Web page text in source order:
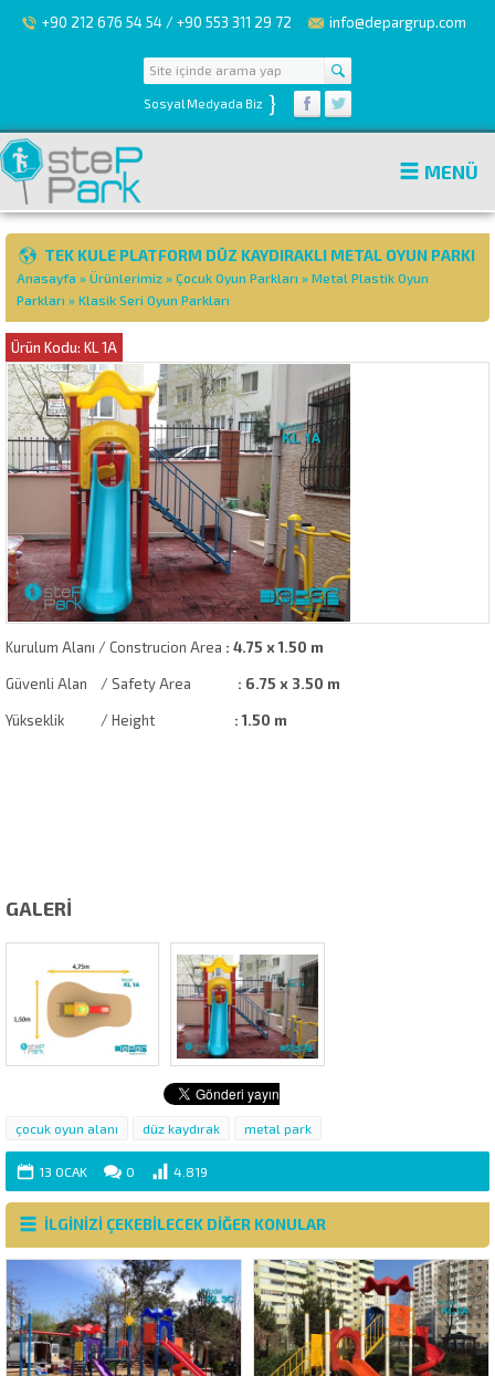
+90 212 676 54 54 / +90 553 311 29 72 info@depargrup.com
Sosyal Medyada Biz }
MENÜ
TEK KULE PLATFORM DÜZ KAYDIRAKLI METAL OYUN PARKI
Anasayfa » Ürünlerimiz » Çocuk Oyun Parkları » Metal Plastik Oyun
Parkları » Klasik Seri Oyun Parkları
Ürün Kodu: KL 1A
Kurulum Alanı / Construcion Area : 4.75 x 1.50 m
Güvenli Alan / Safety Area : 6.75 x 3.50 m
Yükseklik / Height : 1.50 m
GALERİ
çocuk oyun alanı düz kaydırak metal park
13 OCAK 0 4.819
İLGİNİZİ ÇEKEBİLECEK DİĞER KONULAR